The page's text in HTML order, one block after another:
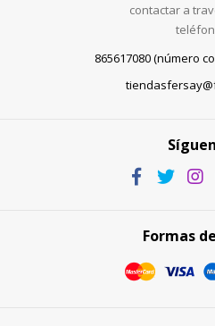
contactar a
865617080 (número
Formas